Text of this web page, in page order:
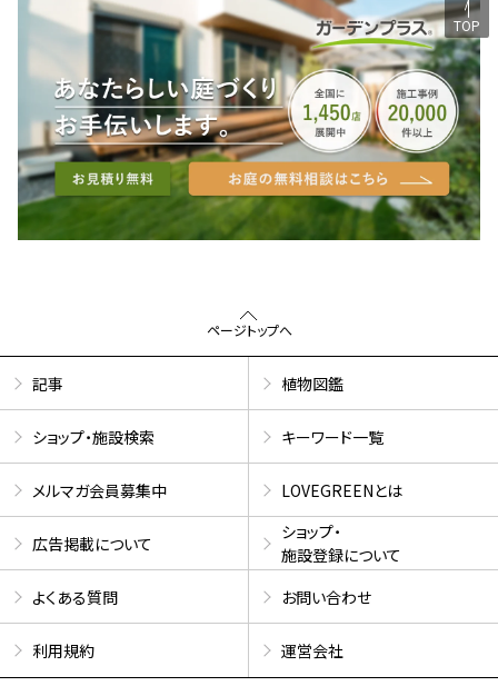
TOP
ページトップへ
記事 植物図鑑
ショップ・施設検索 キーワード一覧
メルマガ会員募集中 LOVEGREENとは
広告掲載について
ショップ・
施設登録について
よくある質問
お問い合わせ
利用規約 運営会社